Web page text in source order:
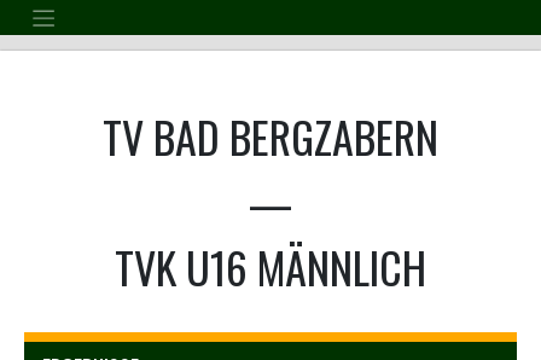
to
content
TV BAD BERGZABERN
—
TVK U16 MÄNNLICH